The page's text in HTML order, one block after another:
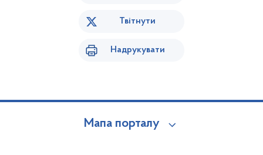
Твітнути
Надрукувати
Мапа порталу